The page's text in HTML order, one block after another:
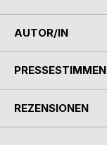
AUTOR/IN
PRESSESTIMMEN
REZENSIONEN